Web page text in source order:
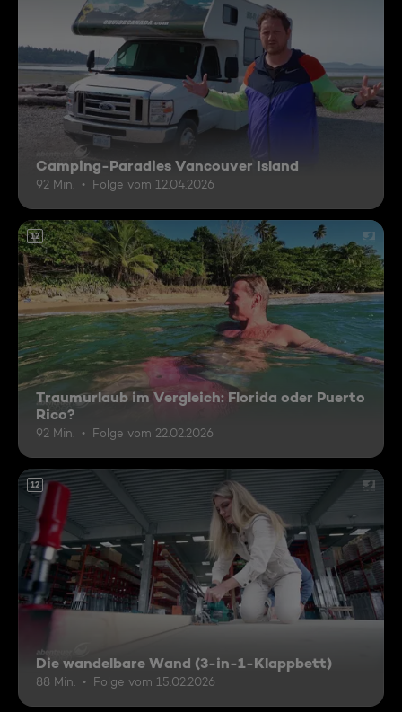
Camping-Paradies Vancouver Island
92 Min. Folge vom 12.04.2026
12
Traumurlaub im Vergleich: Florida oder Puerto
Rico?
92 Min. Folge vom 22.02.2026
12
Die wandelbare Wand (3-in-1-Klappbett)
88 Min. Folge vom 15.02.2026